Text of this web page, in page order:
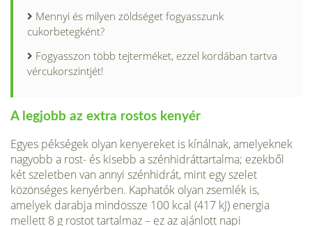
Mennyi és milyen zöldséget fogyasszunk
cukorbetegként?
Fogyasszon több tejterméket, ezzel kordában tartva
vércukorszintjét!
A legjobb az extra rostos kenyér
Egyes pékségek olyan kenyereket is kínál­nak, amelyeknek
nagyobb a rost- és kisebb a szénhidráttartalma; ezekből
két sze­letben van annyi szénhidrát, mint egy szelet
közönséges kenyérben. Kaphatók olyan zsemlék is,
amelyek darabja mindössze 100 kcal (417 kJ) energia
mellett 8 g rostot tartalmaz – ez az ajánlott napi